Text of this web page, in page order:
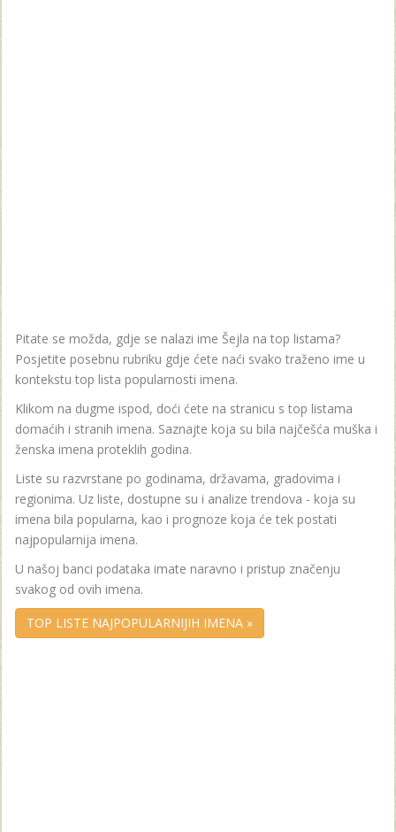
Pitate se možda, gdje se nalazi ime Šejla na top listama?
Posjetite posebnu rubriku gdje ćete naći svako traženo ime u
kontekstu top lista popularnosti imena.
Klikom na dugme ispod, doći ćete na stranicu s top listama
domaćih i stranih imena. Saznajte koja su bila najčešća muška i
ženska imena proteklih godina.
Liste su razvrstane po godinama, državama, gradovima i
regionima. Uz liste, dostupne su i analize trendova - koja su
imena bila popularna, kao i prognoze koja će tek postati
najpopularnija imena.
U našoj banci podataka imate naravno i pristup značenju
svakog od ovih imena.
TOP LISTE NAJPOPULARNIJIH IMENA »